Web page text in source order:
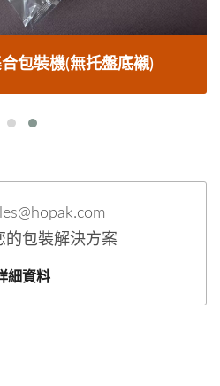
包裝機(無托盤底襯)
的包裝解決方案
細資料